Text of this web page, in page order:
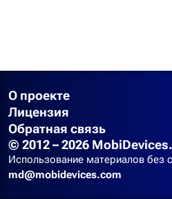
О проекте
Лицензия
Обратная связь
© 2012 – 2026
Использование материалов без
md@mobidevices.com